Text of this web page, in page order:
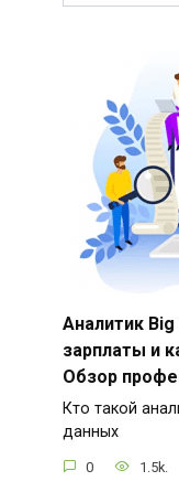
Аналитик
зарплаты и
Обзор
Кто такой
данных
0 1.5k.